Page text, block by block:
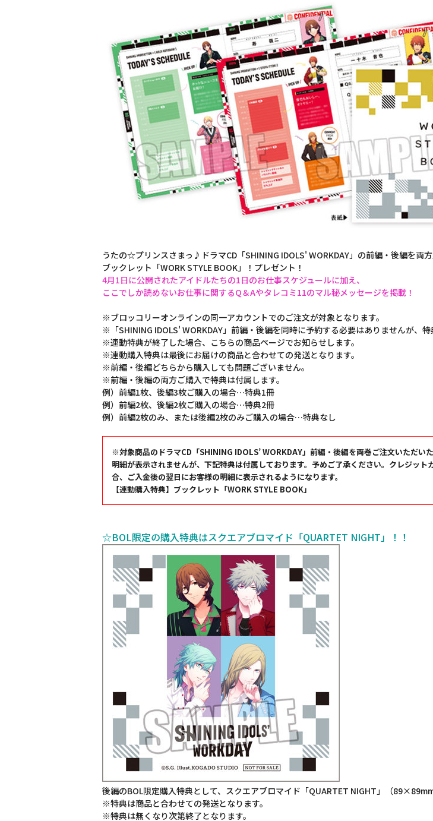
うたの☆プリンスさまっ♪ドラマCD「SHINING IDOLS' WORKDAY」の前編・後編を両方
ブックレット「WORK STYLE BOOK」！プレゼント！
4月1日に公開されたアイドルたちの1日のお仕事スケジュールに加え、
ここでしか読めないお仕事に関するQ＆Aやタレコミ11のマル秘メッセージを掲載！
※ブロッコリーオンラインの同一アカウントでのご注文が対象となります。
※「SHINING IDOLS' WORKDAY」前編・後編を同時に予約する必要はありませんが、特
※連動特典が終了した場合、こちらの商品ページでお知らせします。
※連動購入特典は最後にお届けの商品と合わせての発送となります。
※前編・後編どちらから購入しても問題ございません。
※前編・後編の両方ご購入で特典は付属します。
例）前編1枚、後編3枚ご購入の場合…特典1冊
例）前編2枚、後編2枚ご購入の場合…特典2冊
例）前編2枚のみ、または後編2枚のみご購入の場合…特典なし
※対象商品のドラマCD「SHINING IDOLS’ WORKDAY」前編・後編を両巻ご注文いただ
明細が表示されませんが、下記特典は付属しております。予めご了承ください。クレジッ
合、ご入金後の翌日にお客様の明細に表示されるようになります。
【連動購入特典】ブックレット「WORK STYLE BOOK」
☆BOL限定の購入特典はスクエアブロマイド「QUARTET NIGHT」！！
後編のBOL限定購入特典として、スクエアブロマイド「QUARTET NIGHT」（
※特典は商品と合わせての発送となります。
※特典は無くなり次第終了となります。